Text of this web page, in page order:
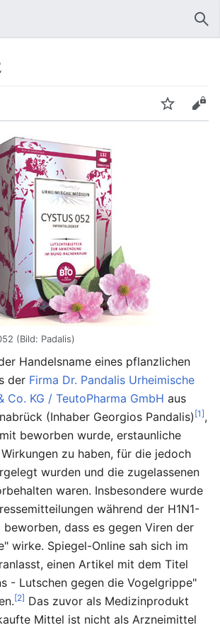
Beobachten Bearbeiten
(Bild: Padalis)
Handelsname eines pflanzlichen
der Firma Dr. Pandalis Urheimische
Co. KG / TeutoPharma GmbH aus
(Inhaber Georgios Pandalis) [1],
beworben wurde, erstaunliche
zu haben, für die jedoch
wurden und die zugelassenen
waren. Insbesondere wurde
während der H1N1-
beworben, dass es gegen Viren der
wirke. Spiegel-Online sah sich im
einen Artikel mit dem Titel
- Lutschen gegen die Vogelgrippe"
[2] Das zuvor als Medizinprodukt
Mittel ist nicht als Arzneimittel